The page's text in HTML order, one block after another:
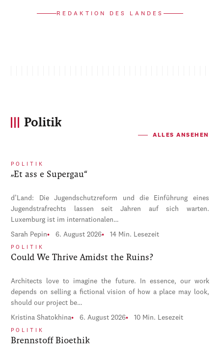
REDAKTION DES LANDES
Politik
ALLES ANSEHEN
POLITIK
„Et ass e Supergau“
d’Land: Die Jugendschutzreform und die Einführung eines
Jugendstrafrechts lassen seit Jahren auf sich warten.
Luxemburg ist im internationalen…
Sarah Pepin 6. August 2026 14 Min. Lesezeit
POLITIK
Could We Thrive Amidst the Ruins?
Architects love to imagine the future. In essence, our work
depends on selling a fictional vision of how a place may look,
should our project be…
Kristina Shatokhina 6. August 2026 10 Min. Lesezeit
POLITIK
Brennstoff Bioethik